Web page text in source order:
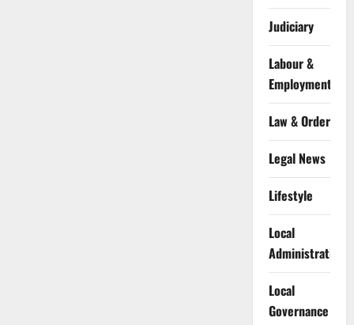
Judiciary
Labour &
Employment
Law & Order
Legal News
Lifestyle
Local
Administration
Local
Governance